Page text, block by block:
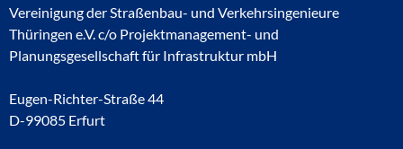
Vereinigung der Straßenbau- und Verkehrsingenieure
Thüringen e.V. c/o Projektmanagement- und
Planungsgesellschaft für Infrastruktur mbH
Eugen-Richter-Straße 44
D-99085 Erfurt